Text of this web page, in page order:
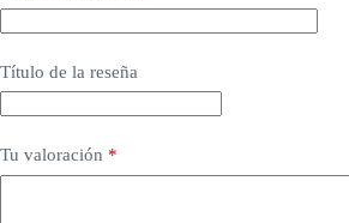
Título de la reseña
Tu valoración *